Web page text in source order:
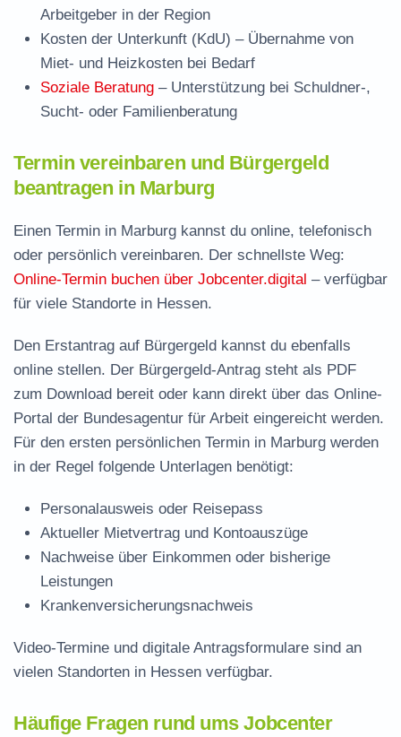
Arbeitgeber in der Region
Kosten der Unterkunft (KdU) – Übernahme von
Miet- und Heizkosten bei Bedarf
Soziale Beratung – Unterstützung bei Schuldner-,
Sucht- oder Familienberatung
Termin vereinbaren und Bürgergeld
beantragen in Marburg
Einen Termin in Marburg kannst du online, telefonisch
oder persönlich vereinbaren. Der schnellste Weg:
Online-Termin buchen über Jobcenter.digital – verfügbar
für viele Standorte in Hessen.
Den Erstantrag auf Bürgergeld kannst du ebenfalls
online stellen. Der Bürgergeld-Antrag steht als PDF
zum Download bereit oder kann direkt über das Online-
Portal der Bundesagentur für Arbeit eingereicht werden.
Für den ersten persönlichen Termin in Marburg werden
in der Regel folgende Unterlagen benötigt:
Personalausweis oder Reisepass
Aktueller Mietvertrag und Kontoauszüge
Nachweise über Einkommen oder bisherige
Leistungen
Krankenversicherungsnachweis
Video-Termine und digitale Antragsformulare sind an
vielen Standorten in Hessen verfügbar.
Häufige Fragen rund ums Jobcenter